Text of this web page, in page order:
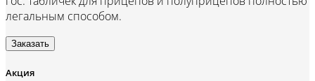
легальным способом.
Заказать
Акция